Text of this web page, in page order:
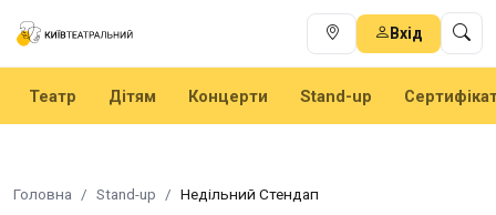
Вхід
Театр Дітям Концерти Stand-up
Головна Stand-up Недільний Стендап